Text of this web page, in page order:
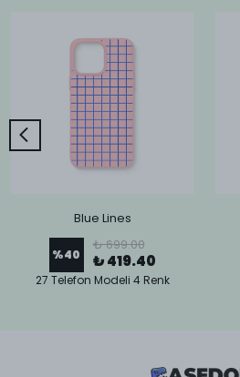
Blue Lines
%40
₺ 699.00
₺ 419.40
27 Telefon Modeli 4 Renk